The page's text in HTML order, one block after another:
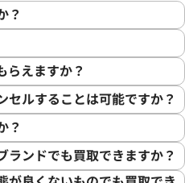
？
らえますか？
セルすることは可能ですか？
？
ランドでも買取できますか？